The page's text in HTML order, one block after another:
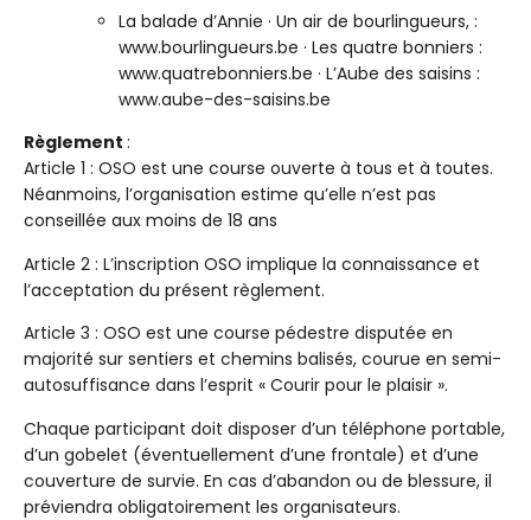
La balade d’Annie · Un air de bourlingueurs, :
www.bourlingueurs.be · Les quatre bonniers :
www.quatrebonniers.be · L’Aube des saisins :
www.aube-des-saisins.be
Règlement :
Article 1 : OSO est une course ouverte à tous et à toutes.
Néanmoins, l’organisation estime qu’elle n’est pas
conseillée aux moins de 18 ans
Article 2 : L’inscription OSO implique la connaissance et
l’acceptation du présent règlement.
Article 3 : OSO est une course pédestre disputée en
majorité sur sentiers et chemins balisés, courue en semi-
autosuffisance dans l’esprit « Courir pour le plaisir ».
Chaque participant doit disposer d’un téléphone portable,
d’un gobelet (éventuellement d’une frontale) et d’une
couverture de survie. En cas d’abandon ou de blessure, il
préviendra obligatoirement les organisateurs.